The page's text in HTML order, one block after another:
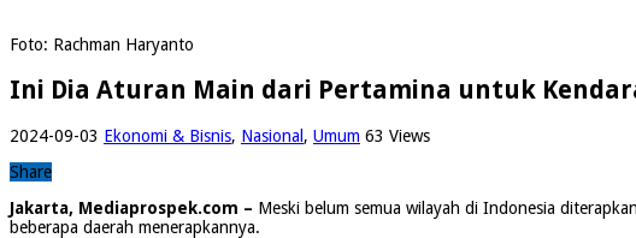
Foto: Rachman Haryanto
Ini Dia Aturan Main dari Pertamina untuk
2024-09-03 Ekonomi & Bisnis, Nasional , Umum 63 Views
Share
Jakarta, Mediaprospek.com – Meski belum semua wilayah di Indonesia
beberapa daerah menerapkannya.